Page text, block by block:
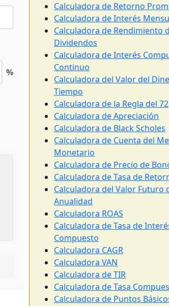
%
Calculadora de Retorno
Calculadora de Interés
Calculadora de Rendimiento
Dividendos
Calculadora de Interés
Continuo
Calculadora del Valor del
Tiempo
Calculadora de la Regla del 72
Calculadora de Apreciación
Calculadora de Black Scholes
Calculadora de Cuenta del
Monetario
Calculadora de Precio de
Calculadora de Tasa de
Calculadora del Valor Futuro
Anualidad
Calculadora ROAS
Calculadora de Tasa de
Compuesto
Calculadora CAGR
Calculadora VAN
Calculadora de TIR
Calculadora de Tasa
Calculadora de Puntos